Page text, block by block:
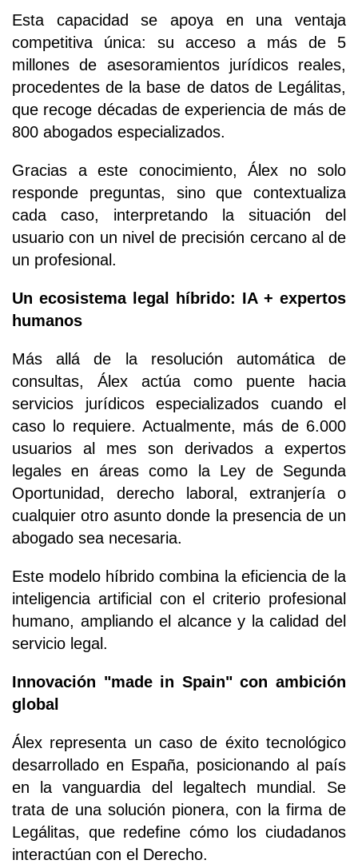
Esta capacidad se apoya en una ventaja
competitiva única: su acceso a más de 5
millones de asesoramientos jurídicos reales,
procedentes de la base de datos de Legálitas,
que recoge décadas de experiencia de más de
800 abogados especializados.
Gracias a este conocimiento, Álex no solo
responde preguntas, sino que contextualiza
cada caso, interpretando la situación del
usuario con un nivel de precisión cercano al de
un profesional.
Un ecosistema legal híbrido: IA + expertos
humanos
Más allá de la resolución automática de
consultas, Álex actúa como puente hacia
servicios jurídicos especializados cuando el
caso lo requiere. Actualmente, más de 6.000
usuarios al mes son derivados a expertos
legales en áreas como la Ley de Segunda
Oportunidad, derecho laboral, extranjería o
cualquier otro asunto donde la presencia de un
abogado sea necesaria.
Este modelo híbrido combina la eficiencia de la
inteligencia artificial con el criterio profesional
humano, ampliando el alcance y la calidad del
servicio legal.
Innovación "made in Spain" con ambición
global
Álex representa un caso de éxito tecnológico
desarrollado en España, posicionando al país
en la vanguardia del legaltech mundial. Se
trata de una solución pionera, con la firma de
Legálitas, que redefine cómo los ciudadanos
interactúan con el Derecho.